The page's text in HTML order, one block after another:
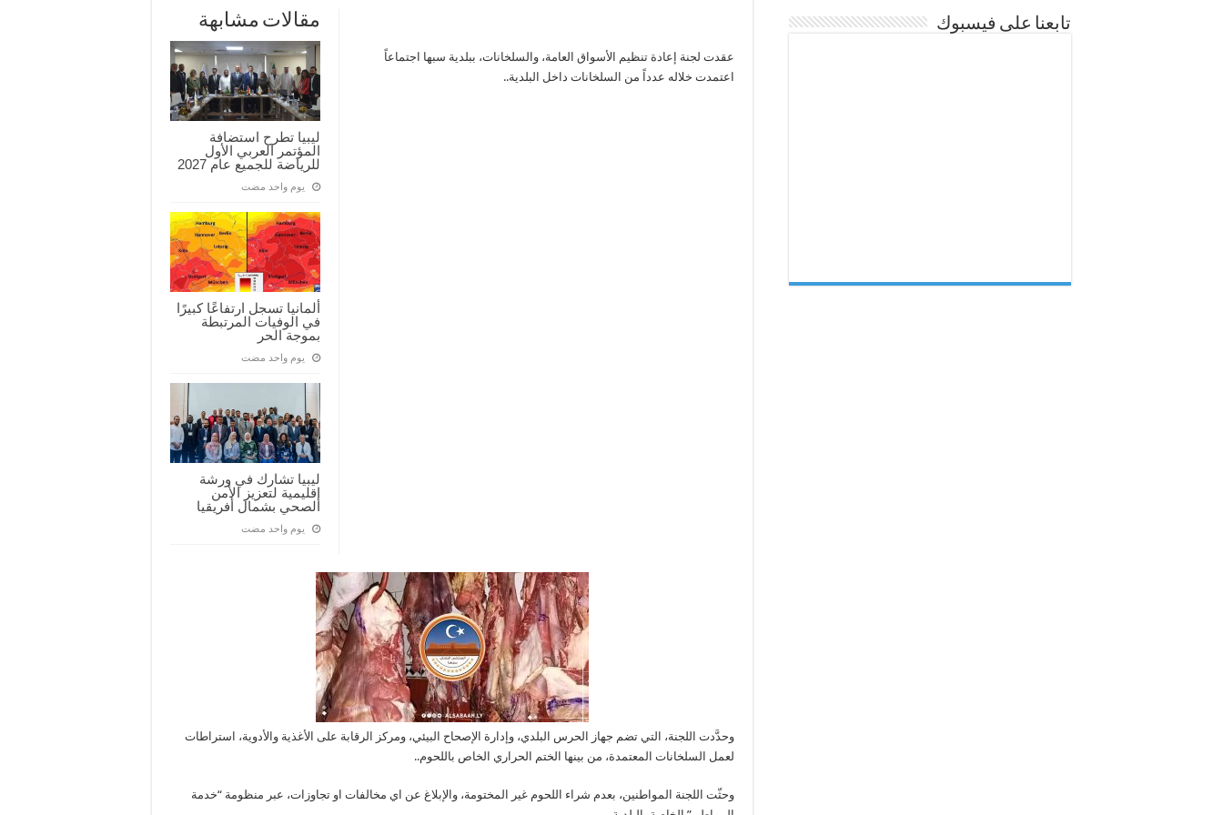
مقالات مشابهة
ليبيا تطرح استضافة
المؤتمر العربي الأول
للرياضة للجميع عام 2027
‏يوم واحد مضت
ألمانيا تسجل ارتفاعًا كبيرًا
في الوفيات المرتبطة
بموجة الحر
‏يوم واحد مضت
ليبيا تشارك في ورشة
إقليمية لتعزيز الأمن
الصحي بشمال أفريقيا
‏يوم واحد مضت
عقدت لجنة إعادة تنظيم الأسواق العامة، والسلخانات، ببلدية سبها اجتماعاً
اعتمدت خلاله عدداً من السلخانات داخل البلدية..
وحدَّدت اللجنة، التي تضم جهاز الحرس البلدي، وإدارة الإصحاح البيئي، ومركز الرقابة على الأغذية والأدوية، استراطات
لعمل السلخانات المعتمدة، من بينها الختم الحراري الخاص باللحوم..
وحثّت اللجنة المواطنين، بعدم شراء اللحوم غير المختومة، والإبلاغ عن اي مخالفات او تجاوزات، عبر منظومة “خدمة
تابعنا على فيسبوك